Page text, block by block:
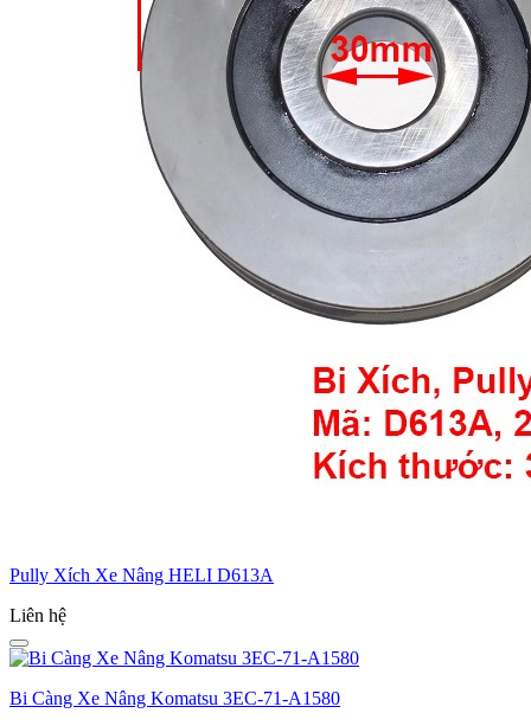
Pully Xích Xe Nâng HELI D613A
Liên hệ
Bi Càng Xe Nâng Komatsu 3EC-­71-­A1580